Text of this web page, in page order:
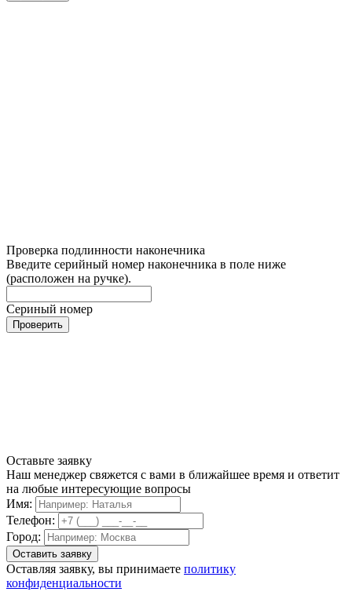
Проверка подлинности наконечника
Введите серийный номер наконечника в поле ниже
(расположен на ручке).
Сериный номер
Проверить
Оставьте заявку
Наш менеджер свяжется с вами в ближайшее время и ответит
на любые интересующие вопросы
Имя:
Телефон:
Город:
Оставляя заявку, вы принимаете политику
конфиденциальности